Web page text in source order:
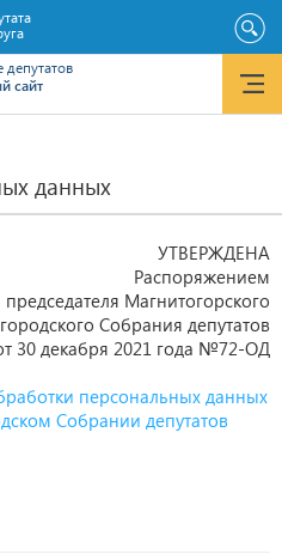
депутатов
сайт
данных
УТВЕРЖДЕНА
Распоряжением
председателя Магнитогорского
городского Собрания депутатов
30 декабря 2021 года №72-ОД
персональных данных
Собрании депутатов